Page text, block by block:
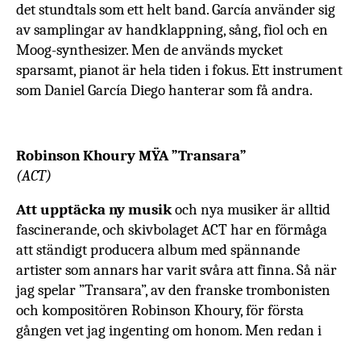
det stundtals som ett helt band. García använder sig
av samplingar av handklappning, sång, fiol och en
Moog-synthesizer. Men de används mycket
sparsamt, pianot är hela tiden i fokus. Ett instrument
somDaniel García Diego hanterar som få andra.
Robinson Khoury MŸA ”Transara”
(ACT)
Att upptäcka ny musikoch nya musiker är alltid
fascinerande, och skivbolaget ACT har en förmåga
att ständigt producera album med spännande
artister som annars har varit svåra att finna. Så när
jag spelar ”Transara”, av den franske trombonisten
och kompositören Robinson Khoury, för första
gången vet jag ingenting om honom. Men redan i